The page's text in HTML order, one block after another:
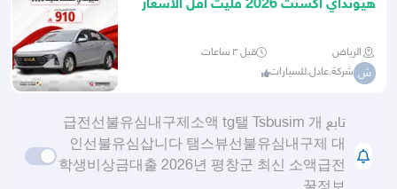
هيونداي اكسنت 2026 فليت اقل الاسعار
الرياض قبل ٣ ساعات
ش شركة.عادل.للسيارات
تابع 급전선불유심내구제소액 tg탤 Tsbusim 개
인선불유심삽니다 탬스뷰선불유심내구제 대
학생비상금대출 2026년 평창군 최신 소액급전